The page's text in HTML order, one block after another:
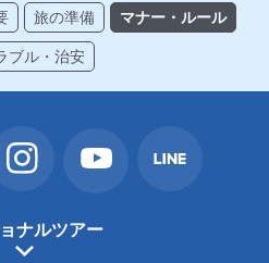
旅の準備 マナー・ルール
ブル・治安
ナルツアー